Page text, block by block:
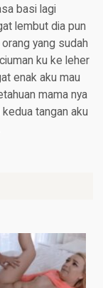
basi lagi
lembut dia pun
yang sudah
ku ke leher
enak aku mau
mama nya
tangan aku